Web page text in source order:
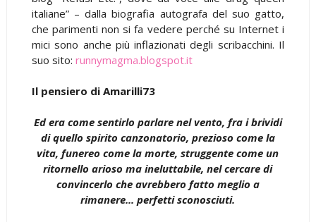
italiane” – dalla biografia autografa del suo gatto,
che parimenti non si fa vedere perché su Internet i
mici sono anche più inflazionati degli scribacchini. Il
suo sito: runnymagma.blogspot.it
Il pensiero di Amarilli73
Ed era come sentirlo parlare nel vento, fra i brividi
di quello spirito canzonatorio, prezioso come la
vita, funereo come la morte, struggente come un
ritornello arioso ma ineluttabile, nel cercare di
convincerlo che avrebbero fatto meglio a
rimanere... perfetti sconosciuti.